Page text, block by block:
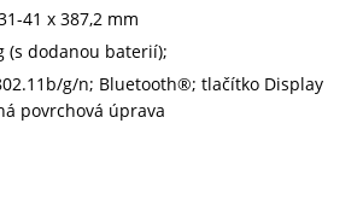
41 x 387,2 mm
(s dodanou baterií);
g/n; Bluetooth®; tlačítko Display
povrchová úprava